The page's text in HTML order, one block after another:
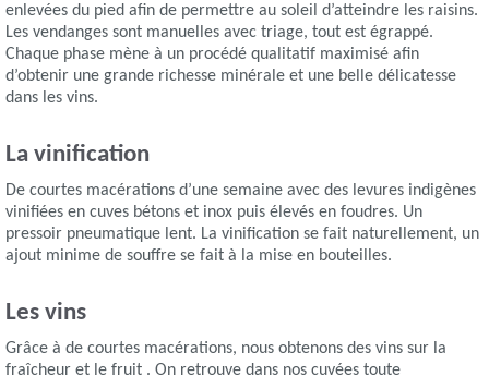
enlevées du pied afin de permettre au soleil d’atteindre les raisins.
Les vendanges sont manuelles avec triage, tout est égrappé.
Chaque phase mène à un procédé qualitatif maximisé afin
d’obtenir une grande richesse minérale et une belle délicatesse
dans les vins.
La vinification
De courtes macérations d’une semaine avec des levures indigènes
vinifiées en cuves bétons et inox puis élevés en foudres. Un
pressoir pneumatique lent. La vinification se fait naturellement, un
ajout minime de souffre se fait à la mise en bouteilles.
Les vins
Grâce à de courtes macérations, nous obtenons des vins sur la
fraîcheur et le fruit . On retrouve dans nos cuvées toute